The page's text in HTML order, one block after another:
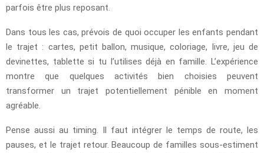
parfois être plus reposant.
Dans tous les cas, prévois de quoi occuper les enfants pendant
le trajet : cartes, petit ballon, musique, coloriage, livre, jeu de
devinettes, tablette si tu l’utilises déjà en famille. L’expérience
montre que quelques activités bien choisies peuvent
transformer un trajet potentiellement pénible en moment
agréable.
Pense aussi au timing. Il faut intégrer le temps de route, les
pauses, et le trajet retour. Beaucoup de familles sous-estiment